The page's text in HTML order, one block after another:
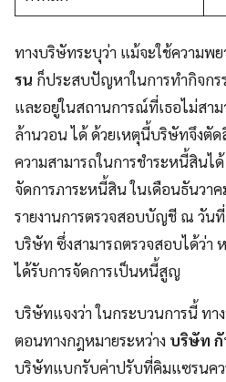
ทางบริษัทระบุว่า แม้จะใช้ความพ
รน ก็ประสบปัญหาในการทำกิจกร
และอยู่ในสถานการณ์ที่เธอไม่สาม
ล้านวอน ได้ ด้วยเหตุนี้บริษัทจึงตั
ความสามารถในการชำระหนี้สินไ
จัดการภาระหนี้สิน ในเดือนธันวาค
รายงานการตรวจสอบบัญชี ณ วัน
บริษัท ซึ่งสามารถตรวจสอบได้ว่
ได้รับการจัดการเป็นหนี้สูญ
บริษัทแจงว่า ในกระบวนการนี้ ท
ตอนทางกฎหมายระหว่าง บริษัท
บริษัทแบกรับค่าปรับที่คิมแซรนค